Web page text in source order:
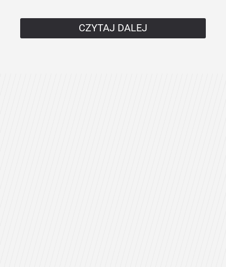
CZYTAJ DALEJ